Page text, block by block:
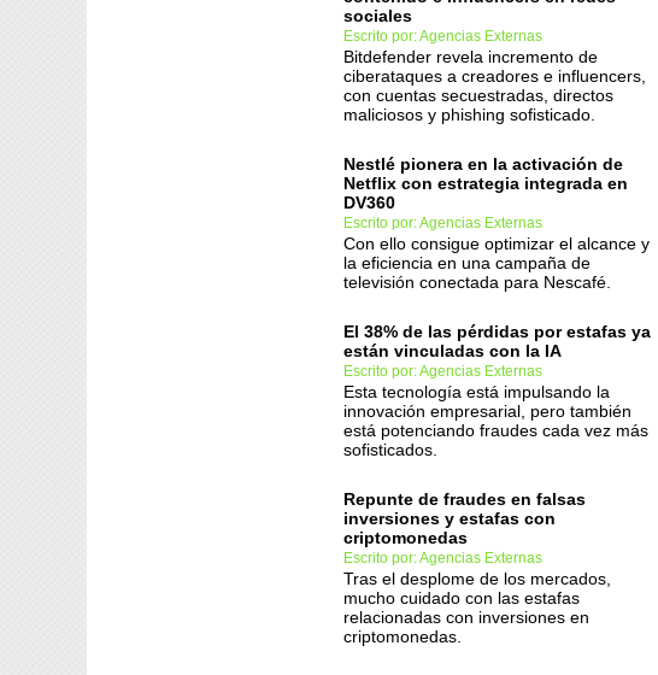
sociales
Escrito por: Agencias Externas
Bitdefender revela incremento de
ciberataques a creadores e influencers,
con cuentas secuestradas, directos
maliciosos y phishing sofisticado.
Nestlé pionera en la activación de
Netflix con estrategia integrada en
DV360
Escrito por: Agencias Externas
Con ello consigue optimizar el alcance y
la eficiencia en una campaña de
televisión conectada para Nescafé.
El 38% de las pérdidas por estafas ya
están vinculadas con la IA
Escrito por: Agencias Externas
Esta tecnología está impulsando la
innovación empresarial, pero también
está potenciando fraudes cada vez más
sofisticados.
Repunte de fraudes en falsas
inversiones y estafas con
criptomonedas
Escrito por: Agencias Externas
Tras el desplome de los mercados,
mucho cuidado con las estafas
relacionadas con inversiones en
criptomonedas.